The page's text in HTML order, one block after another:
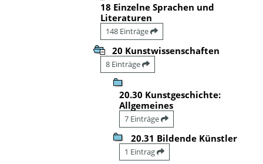
18 Einzelne Sprachen und
Literaturen
148 Einträge
20 Kunstwissenschaften
8 Einträge
20.30 Kunstgeschichte:
Allgemeines
7 Einträge
20.31 Bildende Künstler
1 Eintrag